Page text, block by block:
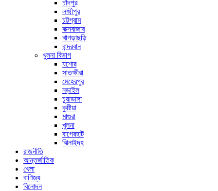
চাঁদপুর
লক্ষ্মীপুর
চট্টগ্রাম
কক্সবাজার
খাগড়াছড়ি
বান্দরবান
খুলনা বিভাগ
যশোর
সাতক্ষীরা
মেহেরপুর
নড়াইল
চুয়াডাঙ্গা
কুষ্টিয়া
মাগুরা
খুলনা
বাগেরহাট
ঝিনাইদহ
রাজনীতি
আন্তর্জাতিক
খেলা
বাণিজ্য
বিনোদন